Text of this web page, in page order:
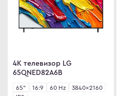
4K телевизор LG
65QNED82A6B
65" 16:9 60 Hz
3840×2160